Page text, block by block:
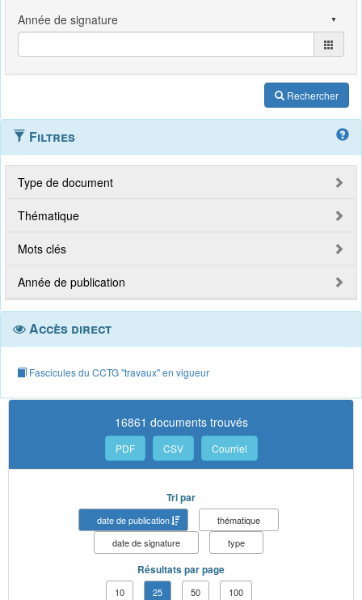
Rechercher
Filtres
Type de document
Thématique
Mots clés
Année de publication
Accès direct
Fascicules du CCTG "travaux" en vigueur
16861 documents trouvés
PDF CSV Courriel
Tri par
date de publication
thématique
date de signature
type
Résultats par page
10 25 50 100